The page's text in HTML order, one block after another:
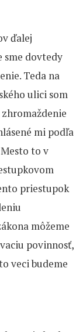
ďalej
sme dovtedy
Teda na
ulici som
mi podľa
to v
priestupok
môžeme
povinnosť,
veci budeme